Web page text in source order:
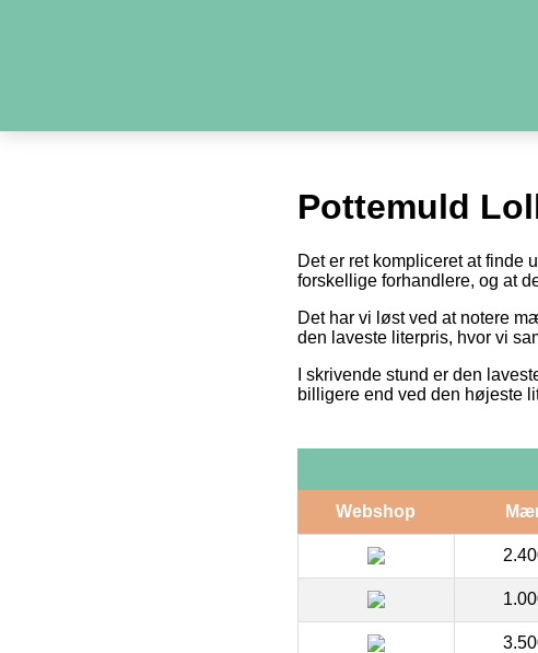
Pottemuld
Det er ret kompliceret at finde
forskellige forhandlere, og at
Det har vi løst ved at notere
den laveste literpris, hvor vi
I skrivende stund er den
billigere end ved den højeste
Webshop